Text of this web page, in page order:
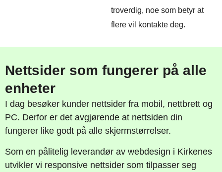
troverdig, noe som betyr at
flere vil kontakte deg.
Nettsider som fungerer på alle
enheter
I dag besøker kunder nettsider fra mobil, nettbrett og
PC. Derfor er det avgjørende at nettsiden din
fungerer like godt på alle skjermstørrelser.
Som en pålitelig leverandør av webdesign i Kirkenes
utvikler vi responsive nettsider som tilpasser seg